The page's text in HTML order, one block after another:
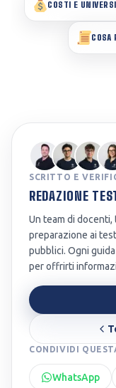
COSTI E
COSA
SCRITTO E
REDAZIONE
Un team di
preparazione ai
pubblici. Ogni
per offrirti
CONDIVIDI
WhatsApp